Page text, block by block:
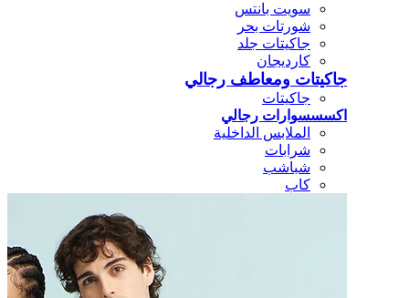
سويت بانتس
شورتات بحر
جاكيتات جلد
كارديجان
جاكيتات ومعاطف رجالي
جاكيتات
اكسسسوارات رجالي
الملابس الداخلية
شرابات
شباشب
كاب